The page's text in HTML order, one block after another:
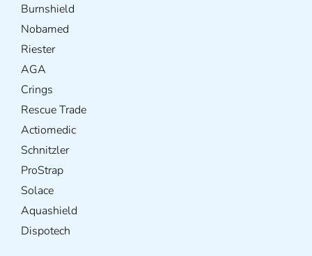
Burnshield
Nobamed
Riester
AGA
Crings
Rescue Trade
Actiomedic
Schnitzler
ProStrap
Solace
Aquashield
Dispotech